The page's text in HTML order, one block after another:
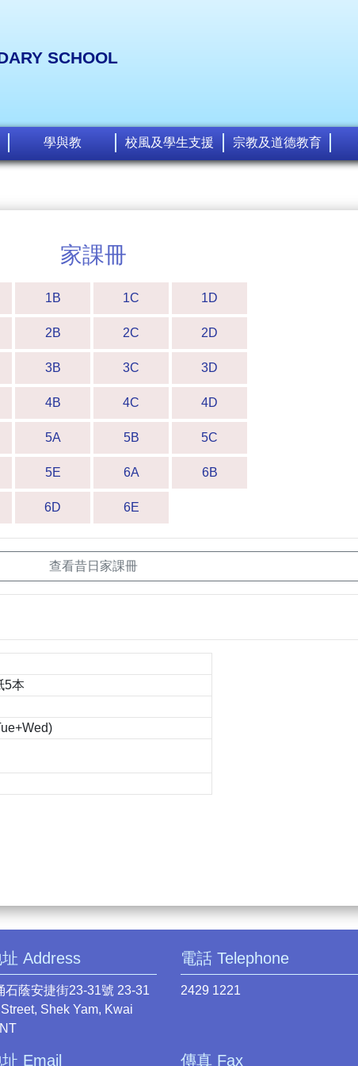
SCHOOL
學與教 校風及學生支援 宗教及道德教育
家課冊
1B 1C 1D
2B 2C 2D
3B 3C 3D
4B 4C 4D
5A 5B 5C
5E 6A 6B
6D 6E
查看昔日家課冊
5本
Address
石蔭安捷街23-31號 23-31
Shek Yam, Kwai
電話 Telephone
2429 1221
Email 傳真 Fax